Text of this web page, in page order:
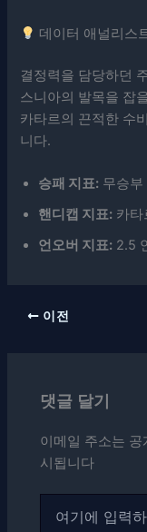
데이터 애널리스
결정력을 담당하던
스니아의 발목을 잡
카타르의 끈적한 수
니다.
승패 지표: 무승부
핸디캡 지표: 카
언오버 지표: 2.5
이전
댓글 달기
이메일 주소는
시됩니다